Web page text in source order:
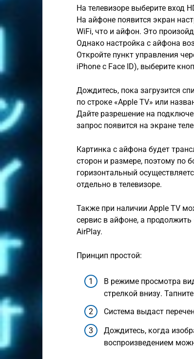
На телевизоре выберите вход
На айфоне появится экран
WiFi, что и айфон. Это
Однако настройка с айфона
Откройте пункт управления
iPhone с Face ID), выберите
Дождитесь, пока загрузится
по строке «Apple TV» или
Дайте разрешение на
запрос появится на экране
Картинка с айфона будет
сторон и размере, поэтому по
горизонтальный
отдельно в телевизоре.
Также при наличии Apple TV
сервис в айфоне, а
AirPlay.
Принцип простой:
В режиме просмотра
стрелкой внизу.
Система выдаст
Дождитесь, когда
воспроизведением